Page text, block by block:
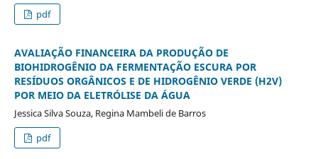
pdf
AVALIAÇÃO FINANCEIRA DA PRODUÇÃO DE
BIOHIDROGÊNIO DA FERMENTAÇÃO ESCURA POR
RESÍDUOS ORGÂNICOS E DE HIDROGÊNIO VERDE (H2V)
POR MEIO DA ELETRÓLISE DA ÁGUA
Jessica Silva Souza, Regina Mambeli de Barros
pdf